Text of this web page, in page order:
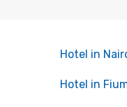
Hotel in
Hotel in